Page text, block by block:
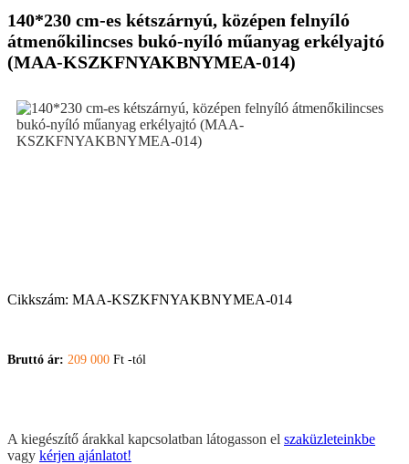
140*230 cm-es kétszárnyú, középen felnyíló
átmenőkilincses bukó-nyíló műanyag erkélyajtó
(MAA-KSZKFNYAKBNYMEA-014)
Cikkszám: MAA-KSZKFNYAKBNYMEA-014
Bruttó ár: 209 000 Ft -tól
A kiegészítő árakkal kapcsolatban látogasson el szaküzleteinkbe
vagy kérjen ajánlatot!